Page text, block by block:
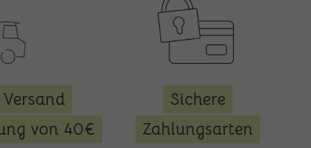
von 40€
Sichere
Zahlungsarten